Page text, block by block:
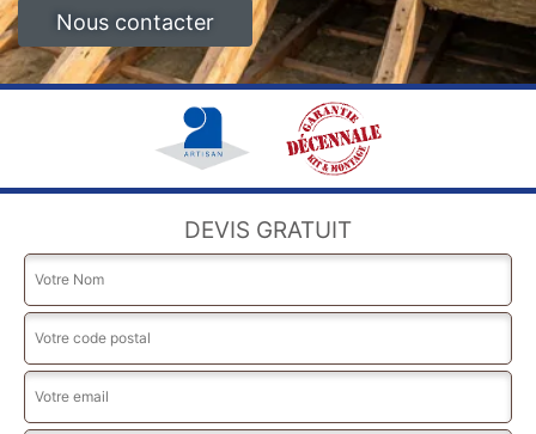
Nous contacter
DEVIS GRATUIT